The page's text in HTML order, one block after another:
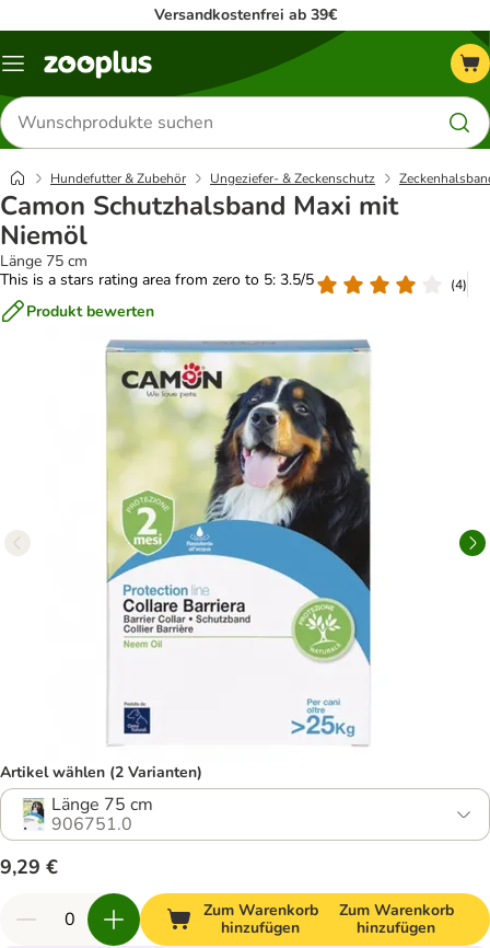
Versandkostenfrei ab 39€
Menü
Produkte
suchen
Hundefutter & Zubehör Ungeziefer- & Zeckenschutz
Camon Schutzhalsband Maxi mit
Niemöl
Länge 75 cm
This is a stars rating area from zero to 5: 3.5/5
(4)
Produkt bewerten
Artikel wählen (2 Varianten)
Länge 75 cm
906751.0
9,29 €
Zum Warenkorb
hinzufügen
Zum Warenkorb
hinzufügen